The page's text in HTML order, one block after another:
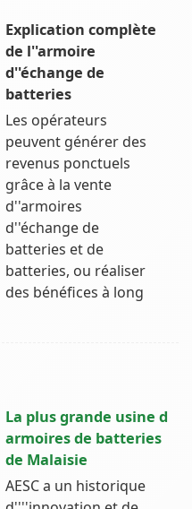
Explication complète
de l''armoire
d''échange de
batteries
Les opérateurs
peuvent générer des
revenus ponctuels
grâce à la vente
d''armoires
d''échange de
batteries et de
batteries, ou réaliser
des bénéfices à long
La plus grande usine d
armoires de batteries
de Malaisie
AESC a un historique